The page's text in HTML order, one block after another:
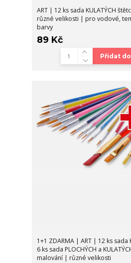
ART | 12 ks sada KULATÝCH
různé velikosti | pro vodové,
barvy
89 Kč
Přidat
1+1 ZDARMA | ART | 12 ks sada
6 ks sada PLOCHÝCH a
malování | různé velikosti